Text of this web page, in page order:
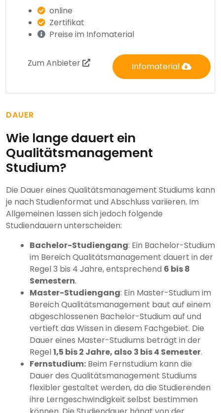
online
Zertifikat
Preise im Infomaterial
Zum Anbieter Infomaterial
DAUER
Wie lange dauert ein
Qualitätsmanagement
Studium?
Die Dauer eines Qualitätsmanagement Studiums kann
je nach Studienformat und Abschluss variieren. Im
Allgemeinen lassen sich jedoch folgende
Studiendauern unterscheiden:
Bachelor-Studiengang: Ein Bachelor-Studium
im Bereich Qualitätsmanagement dauert in der
Regel 3 bis 4 Jahre, entsprechend 6 bis 8
Semestern.
Master-Studiengang: Ein Master-Studium im
Bereich Qualitätsmanagement baut auf einem
abgeschlossenen Bachelor-Studium auf und
vertieft das Wissen in diesem Fachgebiet. Die
Dauer eines Master-Studiums beträgt in der
Regel1,5 bis 2 Jahre, also 3 bis 4 Semester.
Fernstudium: Beim Fernstudium kann die
Dauer des Qualitätsmanagement Studiums
flexibler gestaltet werden, da die Studierenden
ihre Lerngeschwindigkeit selbst bestimmen